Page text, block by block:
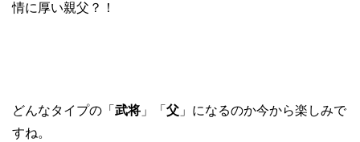
情に厚い親父？！
どんなタイプの「 武将 」「 父 」になるのか今から楽しみで
すね。